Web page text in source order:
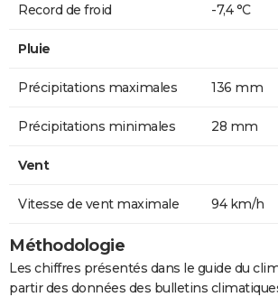
Record de froid -7,4 °C
Pluie
Précipitations maximales 136 mm
Précipitations minimales 28 mm
Vent
Vitesse de vent maximale 94 km/h
Méthodologie
Les chiffres présentés dans le guide du
partir des données des bulletins